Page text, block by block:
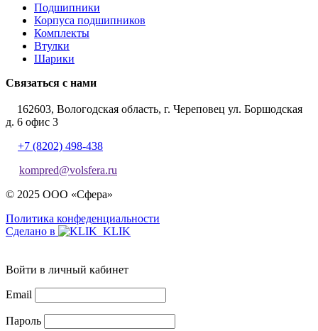
Подшипники
Корпуса подшипников
Комплекты
Втулки
Шарики
Связаться с нами
162603, Вологодская область, г. Череповец ул. Боршодская
д. 6 офис 3
+7 (8202) 498-438
kompred@volsfera.ru
© 2025 ООО «Сфера»
Политика конфеденциальности
Сделано в
Войти в личный кабинет
Email
Пароль